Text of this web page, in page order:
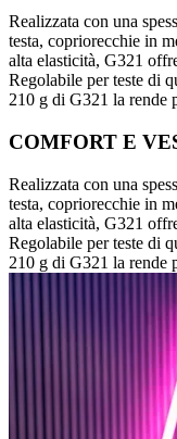
Realizzata con una
testa, copriorecchie in
alta elasticità, G321
Regolabile per teste di
210 g di G321 la rende
COMFORT E
Realizzata con una
testa, copriorecchie in
alta elasticità, G321
Regolabile per teste di
210 g di G321 la rende